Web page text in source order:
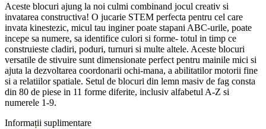
Aceste blocuri ajung la noi culmi combinand jocul creativ si
invatarea constructiva! O jucarie STEM perfecta pentru cel care
invata kinestezic, micul tau inginer poate stapani ABC-urile, poate
incepe sa numere, sa identifice culori si forme- totul in timp ce
construieste cladiri, poduri, turnuri si multe altele. Aceste blocuri
versatile de stivuire sunt dimensionate perfect pentru mainile mici si
ajuta la dezvoltarea coordonarii ochi-mana, a abilitatilor motorii fine
si a relatiilor spatiale. Setul de blocuri din lemn masiv de fag consta
din 80 de piese in 11 forme diferite, inclusiv alfabetul A-Z si
numerele 1-9.
Informații suplimentare